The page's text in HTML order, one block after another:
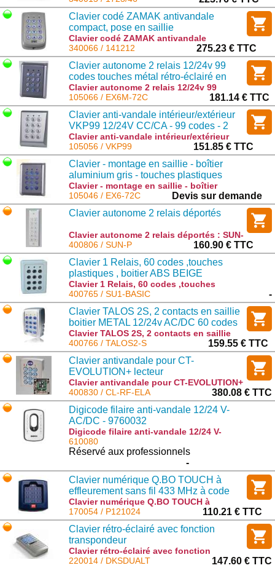
Clavier codé ZAMAK antivandale
compact, pose en saillie
Clavier codé ZAMAK antivandale
compact, pose en saillie : 141212
340066 / 141212
275.23 € TTC
Clavier autonome 2 relais 12/24v 99
codes touches métal rétro-éclairé en
SAILLIE remplace le EX5M-72C
Clavier autonome 2 relais 12/24v 99
codes touches métal rétro-éclairé en
SAILLIE remplace le EX5M-72C : EX6M-
72C
105066 / EX6M-72C
181.14 € TTC
Clavier anti-vandale intérieur/extérieur
VKP99 12/24V CC/CA - 99 codes - 2
sorties
Clavier anti-vandale intérieur/extérieur
VKP99 12/24V CC/CA - 99 codes - 2
sorties : VKP99
105056 / VKP99
151.85 € TTC
Clavier - montage en saillie - boîtier
aluminium gris - touches plastiques
rétroéclairées - 2 relais - bus RS-485 -
1000 codes
Clavier - montage en saillie - boîtier
aluminium gris - touches plastiques
rétroéclairées - 2 relais - bus RS-485 -
1000 codes : EX6-72C
105046 / EX6-72C
Devis sur demande
Clavier autonome 2 relais déportés
Clavier autonome 2 relais déportés : SUN-
P
400806 / SUN-P
160.90 € TTC
Clavier 1 Relais, 60 codes ,touches
plastiques , boitier ABS BEIGE
Clavier 1 Relais, 60 codes ,touches
plastiques , boitier ABS BEIGE : SU1-
BASIC
400765 / SU1-BASIC
-
Clavier TALOS 2S, 2 contacts en saillie
boitier METAL 12/24v AC/DC 60 codes
IP65
Clavier TALOS 2S, 2 contacts en saillie
boitier METAL 12/24v AC/DC 60 codes
IP65 : TALOS2-S
400766 / TALOS2-S
159.55 € TTC
Clavier antivandale pour CT-
EVOLUTION+ lecteur
Clavier antivandale pour CT-EVOLUTION+
lecteur : CL-RF-ELA
400830 / CL-RF-ELA
380.08 € TTC
Digicode filaire anti-vandale 12/24 V-
AC/DC - 9760032
Digicode filaire anti-vandale 12/24 V-
AC/DC - 9760032 : IRI.KPAD-C
610080
Réservé aux professionnels
-
Clavier numérique Q.BO TOUCH à
effleurement sans fil 433 MHz à code
variable ou tournant (rolling code)
Clavier numérique Q.BO TOUCH à
effleurement sans fil 433 MHz à code
variable ou tournant (rolling code) :
P121024
170054 / P121024
110.21 € TTC
Clavier rétro-éclairé avec fonction
transpondeur
Clavier rétro-éclairé avec fonction
transpondeur : DKSDUALT
220014 / DKSDUALT
147.60 € TTC